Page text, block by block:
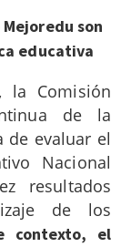
son
educativa
la Comisión
de la
de evaluar el
Nacional
resultados
de los
contexto, el